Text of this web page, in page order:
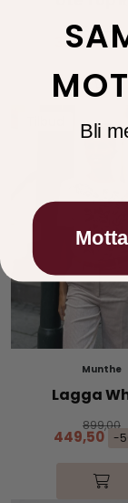
845,00
338,00 -
Munthe
Lagga
899,00
449,50 -
Bli